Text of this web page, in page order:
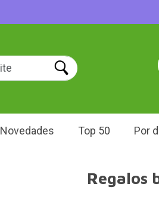
Novedades Top 50 Por
Regalos